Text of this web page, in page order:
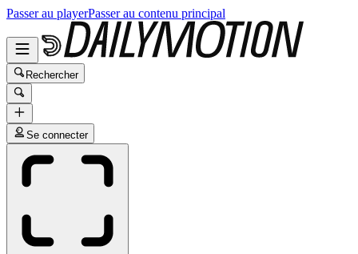
Passer au playerPasser au contenu principal
Rechercher
Se connecter